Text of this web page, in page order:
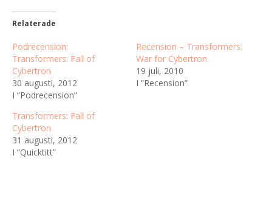
Relaterade
Podrecension:
Transformers: Fall of
Cybertron
30 augusti, 2012
I ”Podrecension”
Recension – Transformers:
War for Cybertron
19 juli, 2010
I ”Recension”
Transformers: Fall of
Cybertron
31 augusti, 2012
I ”Quicktitt”